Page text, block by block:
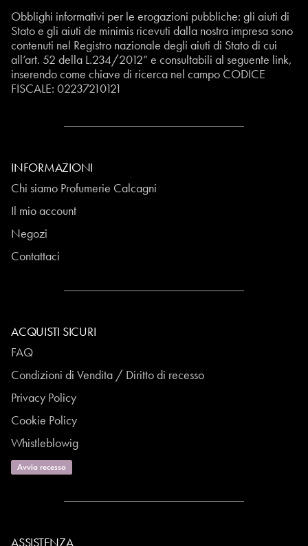
Obblighi informativi per le erogazioni pubbliche: gli aiuti di
Stato e gli aiuti de minimis ricevuti dalla nostra impresa sono
contenuti nel Registro nazionale degli aiuti di Stato di cui
all’art. 52 della L.234/2012” e consultabili al seguente link,
inserendo come chiave di ricerca nel campo CODICE
FISCALE: 02237210121
INFORMAZIONI
Chi siamo Profumerie Calcagni
Il mio account
Negozi
Contattaci
ACQUISTI SICURI
FAQ
Condizioni di Vendita / Diritto di recesso
Privacy Policy
Cookie Policy
Whistleblowig
Avvia recesso
ASSISTENZA